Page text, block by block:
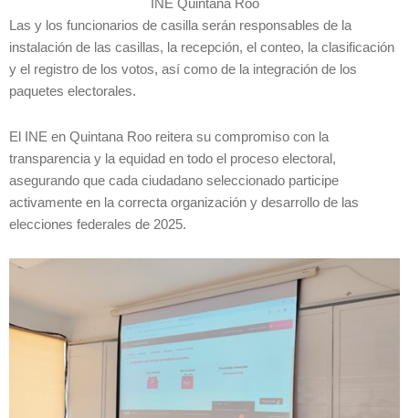
INE Quintana Roo
Las y los funcionarios de casilla serán responsables de la
instalación de las casillas, la recepción, el conteo, la clasificación
y el registro de los votos, así como de la integración de los
paquetes electorales.
El INE en Quintana Roo reitera su compromiso con la
transparencia y la equidad en todo el proceso electoral,
asegurando que cada ciudadano seleccionado participe
activamente en la correcta organización y desarrollo de las
elecciones federales de 2025.